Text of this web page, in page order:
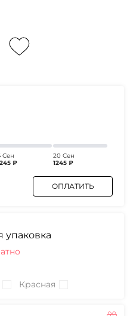
Сен
₽
20 Сен
1245 ₽
ОПЛАТИТЬ
упаковка
Красная